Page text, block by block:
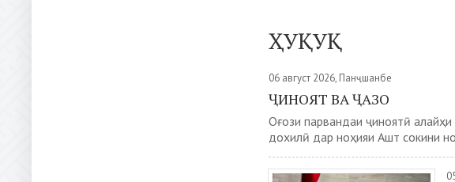
ҲУҚУҚ
06 август 2026, Панҷшанбе
ҶИНОЯТ ВА ҶАЗО
Оғози парвандаи ҷиноятӣ
дохилӣ дар ноҳияи Ашт сокини